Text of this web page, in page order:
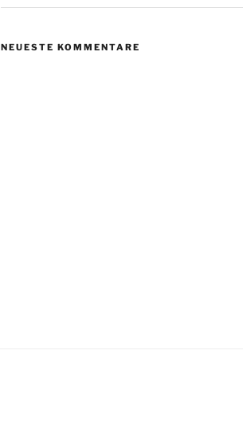
NEUESTE KOMMENTARE